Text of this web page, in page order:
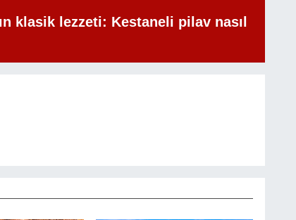
klasik lezzeti: Kestaneli pilav nasıl